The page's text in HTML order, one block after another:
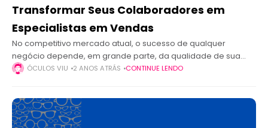
Transformar Seus Colaboradores em
Especialistas em Vendas
No competitivo mercado atual, o sucesso de qualquer
negócio depende, em grande parte, da qualidade de sua
equipe de vendas. Afinal, são os vendedores que estão em
ÓCULOS VIU 2 ANOS ATRÁS CONTINUE LENDO